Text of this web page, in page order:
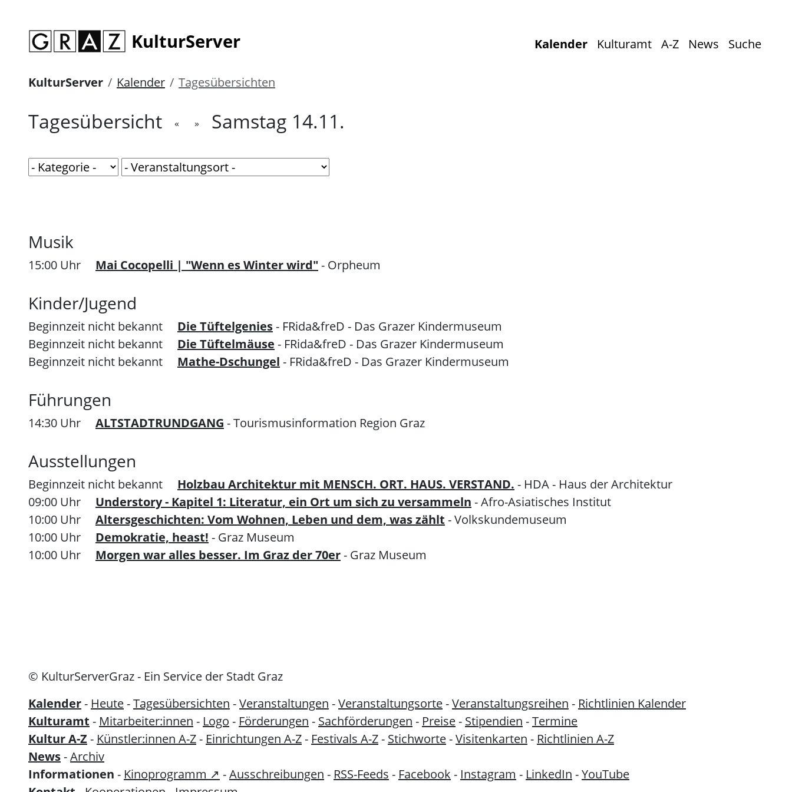
KulturServer Kalender Kulturamt A-Z News Suche
KulturServer Kalender Tagesübersichten
Tagesübersicht « » Samstag 14.11.
Musik
15:00 Uhr Mai Cocopelli | "Wenn es Winter wird" - Orpheum
Kinder/Jugend
Beginnzeit nicht bekannt Die Tüftelgenies- FRida&freD - Das Grazer Kindermuseum
Beginnzeit nicht bekannt
Die Tüftelmäuse - FRida&freD - Das Grazer Kindermuseum
Beginnzeit nicht bekannt
Mathe-Dschungel - FRida&freD - Das Grazer Kindermuseum
Führungen
14:30 Uhr ALTSTADTRUNDGANG - Tourismusinformation Region Graz
Ausstellungen
Beginnzeit nicht bekannt Holzbau Architektur mit MENSCH. ORT. HAUS. VERSTAND. - HDA - Haus der Architektur
09:00 Uhr
Understory - Kapitel 1: Literatur, ein Ort um sich zu versammeln - Afro-Asiatisches Institut
10:00 Uhr
Altersgeschichten: Vom Wohnen, Leben und dem, was zählt - Volkskundemuseum
10:00 Uhr
Demokratie, heast! - Graz Museum
10:00 Uhr
Morgen war alles besser. Im Graz der 70er- Graz Museum
© KulturServerGraz - Ein Service der Stadt Graz
Kalender- Heute-Tagesübersichten -Veranstaltungen -Veranstaltungsorte-Veranstaltungsreihen - Richtlinien Kalender
Kulturamt - Mitarbeiter:innen - Logo - Förderungen - Sachförderungen - Preise- Stipendien -Termine
Kultur A-Z- Künstler:innen A-Z- Einrichtungen A-Z- Festivals A-Z- Stichworte-Visitenkarten - Richtlinien A-Z
News-Archiv
Informationen - Kinoprogramm ↗ -Ausschreibungen - RSS-Feeds - Facebook - Instagram - LinkedIn -YouTube